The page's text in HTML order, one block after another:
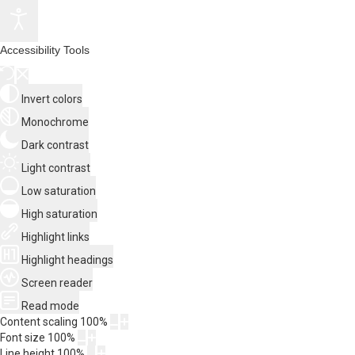
Accessibility Tools
Invert colors
Monochrome
Dark contrast
Light contrast
Low saturation
High saturation
Highlight links
Highlight headings
Screen reader
Read mode
Content scaling 100%
Font size 100%